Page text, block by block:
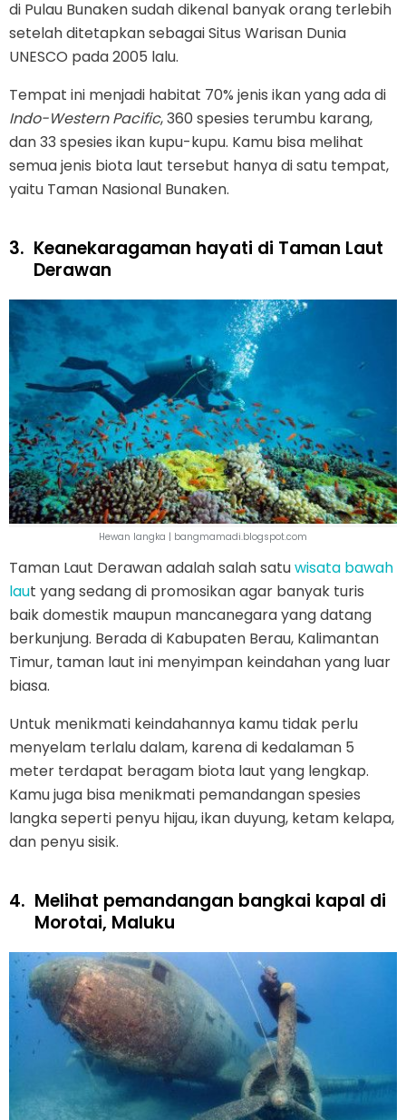
di Pulau Bunaken sudah dikenal banyak orang terlebih
setelah ditetapkan sebagai Situs Warisan Dunia
UNESCO pada 2005 lalu.
Tempat ini menjadi habitat 70% jenis ikan yang ada di
Indo-Western Pacific, 360 spesies terumbu karang,
dan 33 spesies ikan kupu-kupu. Kamu bisa melihat
semua jenis biota laut tersebut hanya di satu tempat,
yaitu Taman Nasional Bunaken.
3. Keanekaragaman hayati di Taman Laut
Derawan
Hewan langka | bangmamadi.blogspot.com
Taman Laut Derawan adalah salah satuwisata bawah
laut yang sedang di promosikan agar banyak turis
baik domestik maupun mancanegara yang datang
berkunjung. Berada di Kabupaten Berau, Kalimantan
Timur, taman laut ini menyimpan keindahan yang luar
biasa.
Untuk menikmati keindahannya kamu tidak perlu
menyelam terlalu dalam, karena di kedalaman 5
meter terdapat beragam biota laut yang lengkap.
Kamu juga bisa menikmati pemandangan spesies
langka seperti penyu hijau, ikan duyung, ketam kelapa,
dan penyu sisik.
4. Melihat pemandangan bangkai kapal di
Morotai, Maluku